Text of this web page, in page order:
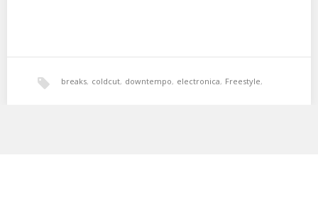
breaks, coldcut, downtempo, electronica, Freestyle,